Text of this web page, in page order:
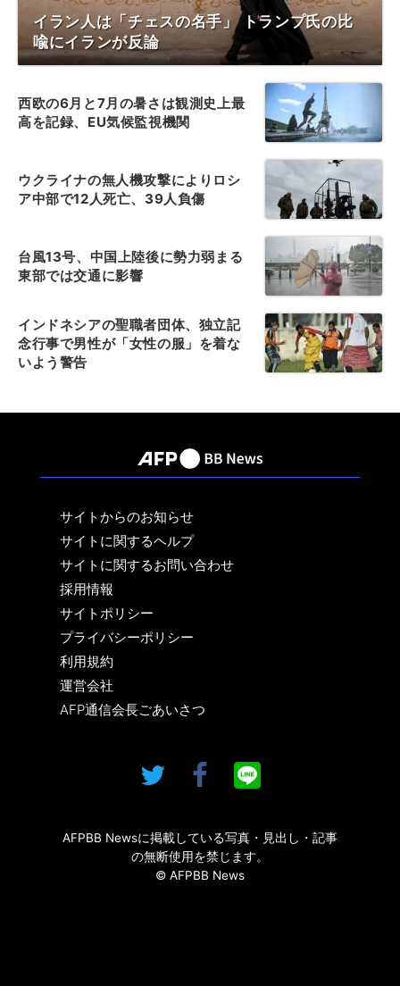
イラン人は「チェスの名手」 トランプ氏の比
喩にイランが反論
西欧の6月と7月の暑さは観測史上最
高を記録、EU気候監視機関
ウクライナの無人機攻撃によりロシ
ア中部で12人死亡、39人負傷
台風13号、中国上陸後に勢力弱まる
東部では交通に影響
インドネシアの聖職者団体、独立記
念行事で男性が「女性の服」を着な
いよう警告
サイトからのお知らせ
サイトに関するヘルプ
サイトに関するお問い合わせ
採用情報
サイトポリシー
プライバシーポリシー
利用規約
運営会社
AFP通信会長ごあいさつ
AFPBB Newsに掲載している写真・見出し・記事
の無断使用を禁じます。
© AFPBB News